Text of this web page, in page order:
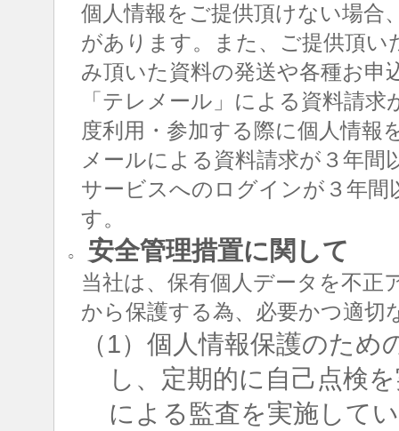
個人情報をご提供頂けない場合
があります。また、ご提供頂い
み頂いた資料の発送や各種お
「テレメール」による資料請
度利用・参加する際に個人情
メールによる資料請求が３年間
サービスへのログインが３年間
す。
○ 安全管理措置に関して
当社は、保有個人データを不正
から保護する為、必要かつ適切
（1）個人情報保護のた
し、定期的に自己点検
による監査を実施して